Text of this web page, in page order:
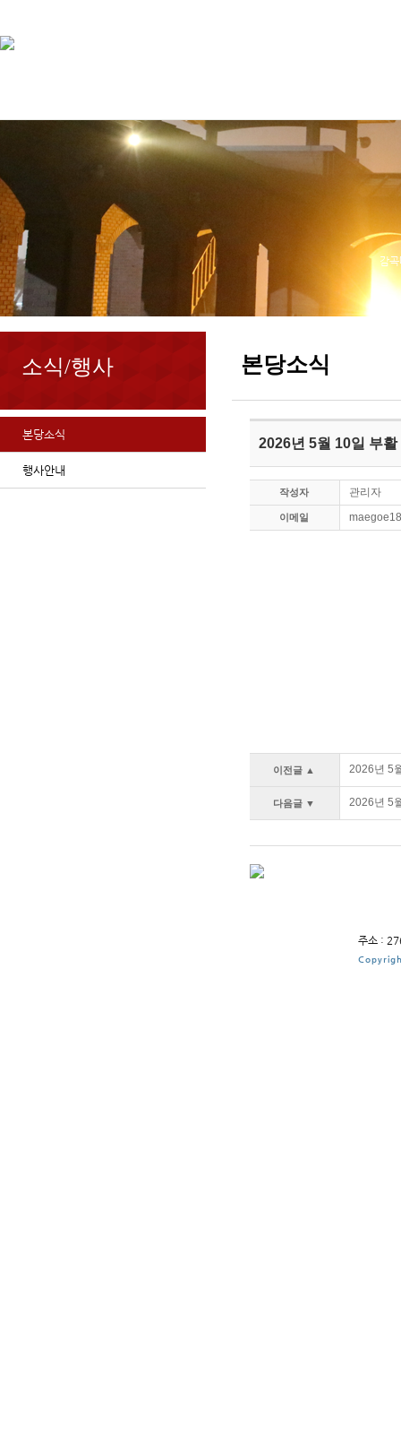
감
소식/행사
본당소식
행사안내
본당소식
2026년 5월 10일 부활
작성자 관리자
이메일
이전글 ▲ 2026년 5
다음글 ▼ 2026년 5
주소 :